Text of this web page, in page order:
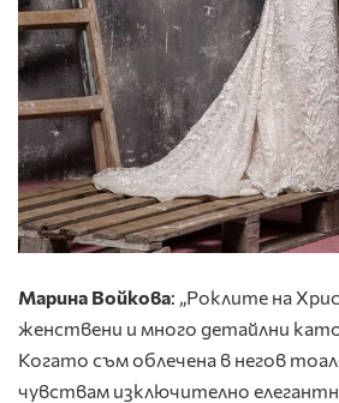
Марина Войкова: „Роклите на
женствени и много детайлни
Когато съм облечена в негов
чувствам изключително